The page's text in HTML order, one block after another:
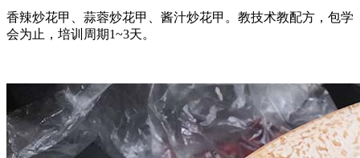
香辣炒花甲、蒜蓉炒花甲、酱汁炒花甲。教技术教配方，包学
会为止，培训周期1~3天。